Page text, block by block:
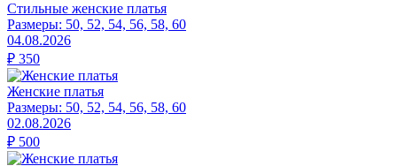
Стильные женские платья
Размеры: 50, 52, 54, 56, 58, 60
04.08.2026
₽ 350
Женские платья
Размеры: 50, 52, 54, 56, 58, 60
02.08.2026
₽ 500